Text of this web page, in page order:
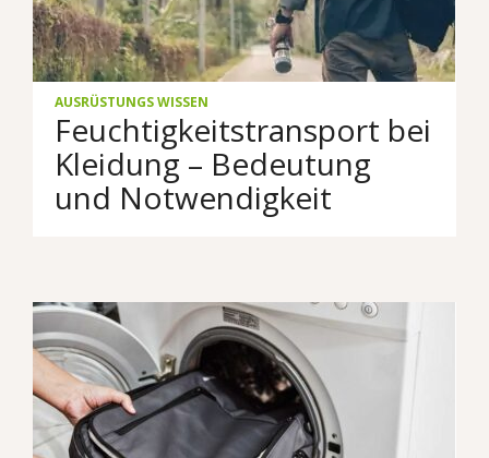
AUSRÜSTUNGS WISSEN
Feuchtigkeitstransport bei
Kleidung – Bedeutung
und Notwendigkeit